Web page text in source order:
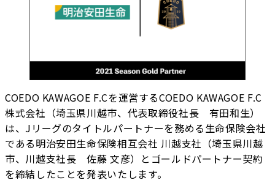
COEDO KAWAGOE F.Cを運営するCOEDO KAWAGOE F.C
株式会社（埼玉県川越市、代表取締役社長 有田和生）
は、Jリーグのタイトルパートナーを務める生命保険会社
である明治安田生命保険相互会社 川越支社（埼玉県川越
市、川越支社長 佐藤 文彦）とゴールドパートナー契約
を締結したことを発表いたします。